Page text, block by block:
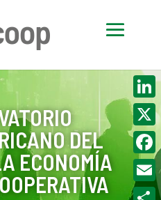
DEL
ECONOMÍA
X
Email